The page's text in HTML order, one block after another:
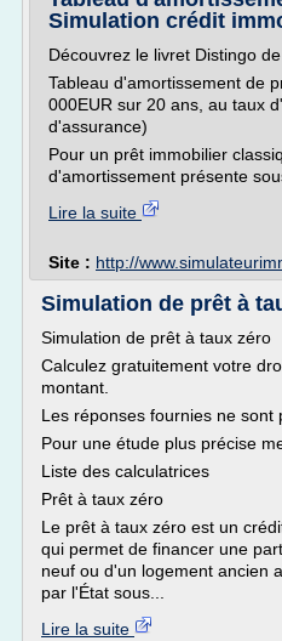
Simulation crédit
Découvrez le livret Distingo
Tableau d'amortissement de
000EUR sur 20 ans, au taux
d'assurance)
Pour un prêt immobilier
d'amortissement présente
Lire la suite
Site : http://
Simulation de prêt à
Simulation de prêt à taux zéro
Calculez gratuitement votre
montant.
Les réponses fournies ne sont
Pour une étude plus précise
Liste des calculatrices
Prêt à taux zéro
Le prêt à taux zéro est un
qui permet de financer une
neuf ou d'un logement ancien
par l'État sous...
Lire la suite